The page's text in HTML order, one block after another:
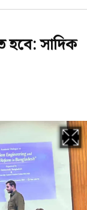
জারি, সরিয়ে
বাসিন্দাদের
জানবেন
১০
হবে: সাদিক